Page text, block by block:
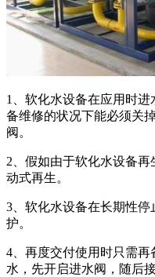
1、软化水设备在应用时
备维修的状况下能必须关
阀。
2、假如由于软化水设备
动式再生。
3、软化水设备在长期性
护。
4、再度交付使用时只需
水，先开启进水阀，随后